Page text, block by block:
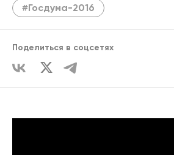
#Госдума-2016
Поделиться в соцсетях